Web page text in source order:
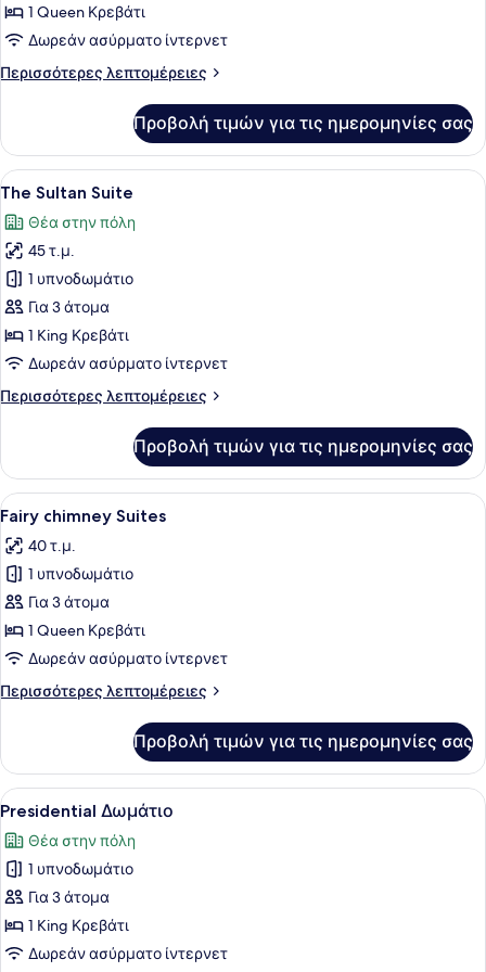
Classic
Double
1 Queen Κρεβάτι
Δωρεάν ασύρματο ίντερνετ
Περισσότερες λεπτομέρειες
Περισσότερες
Double
room
Προβολή τιμών για τις ημερομηνίες σας
Προβολή
όλων
των
φωτογραφιών
για
The
Sultan
Suite
Μια γυναίκα σε μια μπανιέρα
14
The Sultan Suite
Θέα στην πόλη
45 τ.μ.
1 υπνοδωμάτιο
Για 3 άτομα
1 King Κρεβάτι
Δωρεάν ασύρματο ίντερνετ
Περισσότερες λεπτομέρειες
Περισσότερες
Sultan
Suite
Προβολή τιμών για τις ημερομηνίες σας
Προβολή
όλων
των
φωτογραφιών
για
Fairy
chimney
Ένα απλό, ρουστίκ δωμάτιο με
5
Fairy chimney Suites
40 τ.μ.
1 υπνοδωμάτιο
Για 3 άτομα
1 Queen Κρεβάτι
Δωρεάν ασύρματο ίντερνετ
Περισσότερες λεπτομέρειες
Περισσότερες
chimney
Suites
Προβολή τιμών για τις ημερομηνίες σας
Προβολή
όλων
των
φωτογραφιών
για
Presidential
Δωμάτιο
Μια γυναίκα χαλαρώνει σε μια
11
Presidential Δωμάτιο
Θέα στην πόλη
1 υπνοδωμάτιο
Για 3 άτομα
1 King Κρεβάτι
Δωρεάν ασύρματο ίντερνετ